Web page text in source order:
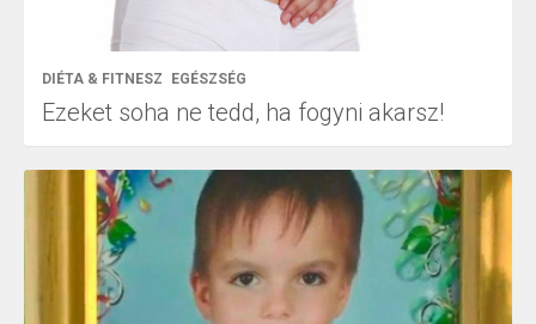
DIÉTA & FITNESZ EGÉSZSÉG
Ezeket soha ne tedd, ha fogyni akarsz!